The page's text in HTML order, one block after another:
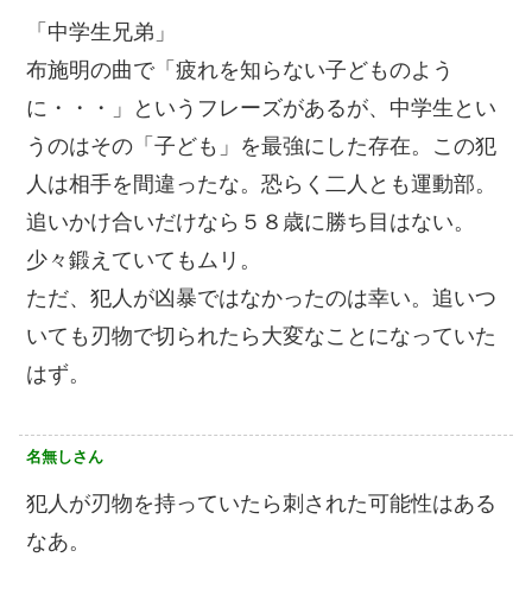
「中学生兄弟」
布施明の曲で「疲れを知らない子どものよう
に・・・」というフレーズがあるが、中学生とい
うのはその「子ども」を最強にした存在。この犯
人は相手を間違ったな。恐らく二人とも運動部。
追いかけ合いだけなら５８歳に勝ち目はない。
少々鍛えていてもムリ。
ただ、犯人が凶暴ではなかったのは幸い。追いつ
いても刃物で切られたら大変なことになっていた
はず。
名無しさん
犯人が刃物を持っていたら刺された可能性はある
なあ。